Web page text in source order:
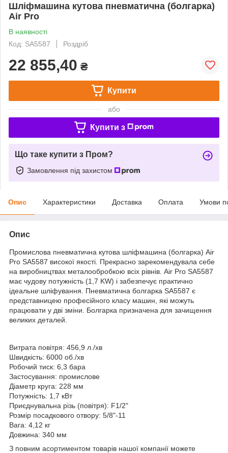
Шліфмашина кутова пневматична (болгарка)
Air Pro
В наявності
Код: SA5587
Роздріб
22 855,40 ₴
Купити
або
Купити з
Що таке купити з Пром?
Замовлення під захистом
Опис Характеристики Доставка Оплата Умови
Опис
Промислова пневматична кутова шліфмашина (болгарка) Air
Pro SA5587 високої якості. Прекрасно зарекомендувала себе
на виробництвах металообробкою всіх рівнів. Air Pro SA5587
має чудову потужність (1,7 KW) і забезпечує практично
ідеальне шліфування. Пневматична болгарка SA5587 є
представницею професійного класу машин, які можуть
працювати у дві зміни. Болгарка призначена для зачищення
великих деталей.
Витрата повітря: 456,9 л./хв
Швидкість: 6000 об./хв
Робочий тиск: 6,3 бара
Застосування: промислове
Діаметр круга: 228 мм
Потужність: 1,7 кВт
Приєднувальна різь (повітря): F1/2"
Розмір посадкового отвору: 5/8"-11
Вага: 4,12 кг
Довжина: 340 мм
З повним асортиментом товарів нашої компанії можете